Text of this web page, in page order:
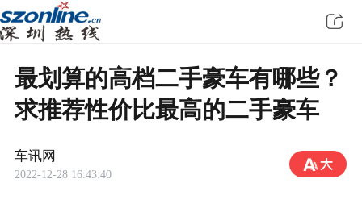
最划算的高档二手豪车有哪些？
求推荐性价比最高的二手豪车
车讯网
2022-12-28 16:43:40